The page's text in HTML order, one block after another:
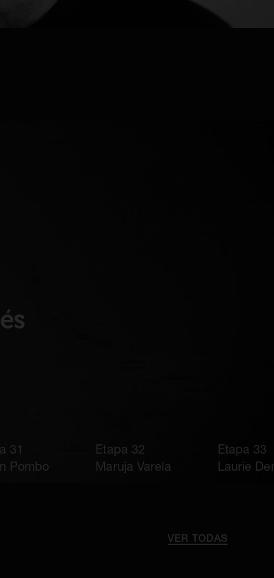
31
Pombo
Etapa 32
Maruja Varela
Etapa 33
Laurie
VER TODAS